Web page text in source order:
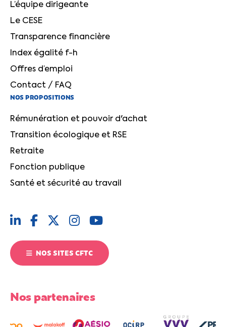
L’équipe dirigeante
Le CESE
Transparence financière
Index égalité f-h
Offres d’emploi
Contact / FAQ
NOS PROPOSITIONS
Rémunération et pouvoir d'achat
Transition écologique et RSE
Retraite
Fonction publique
Santé et sécurité au travail
NOS SITES CFTC
Nos partenaires